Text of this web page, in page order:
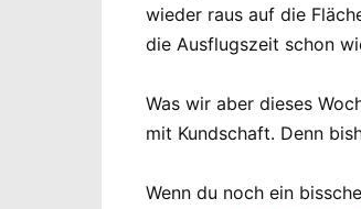
wieder raus auf die
die Ausflugszeit schon
Was wir aber dieses
mit Kundschaft. Denn
Wenn du noch ein